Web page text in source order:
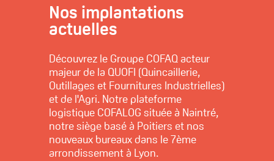
Nos implantations
actuelles
Découvrez le Groupe COFAQ acteur
majeur de la QUOFI (Quincaillerie,
Outillages et Fournitures Industrielles)
et de l'Agri. Notre plateforme
logistique COFALOG située à Naintré,
notre siège basé à Poitiers et nos
nouveaux bureaux dans le 7ème
arrondissement à Lyon.